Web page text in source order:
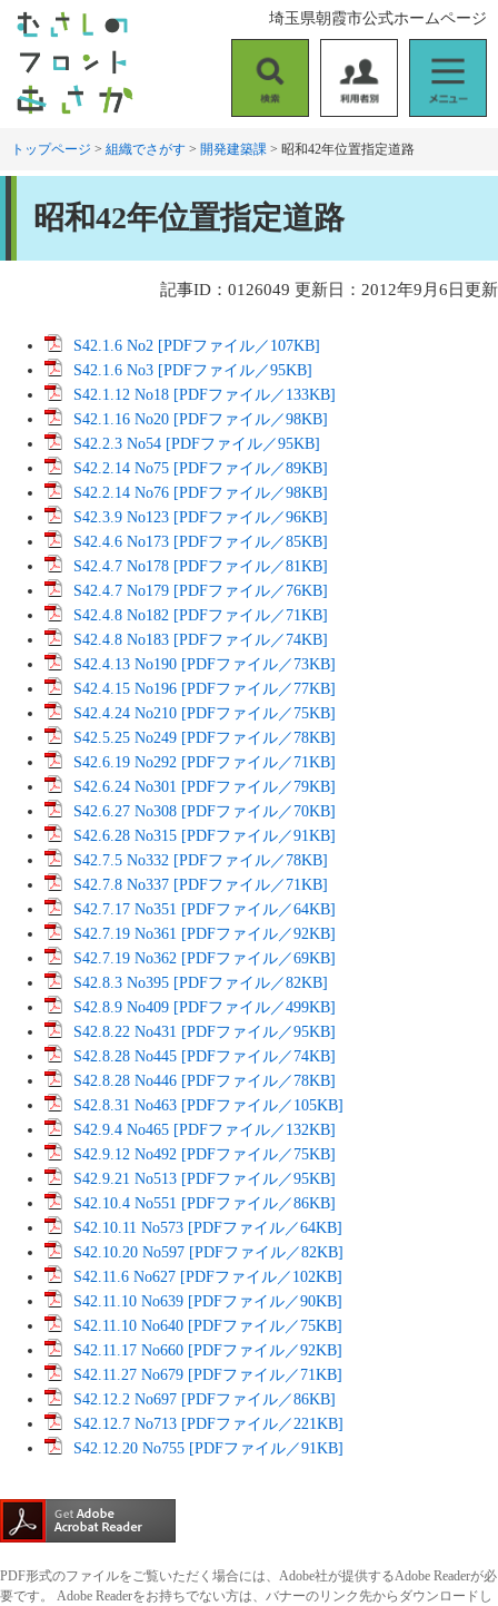
す
し
索
用
者
ニ
ュ
埼玉県朝霞市公式ホームページ
トップページ > 組織でさがす > 開発建築課 > 昭和42年位置指定道路
昭和42年位置指定道路
記事ID：0126049 更新日：2012年9月6日更新
S42.1.6 No2 [PDFファイル／107KB]
S42.1.6 No3 [PDFファイル／95KB]
S42.1.12 No18 [PDFファイル／133KB]
S42.1.16 No20 [PDFファイル／98KB]
S42.2.3 No54 [PDFファイル／95KB]
S42.2.14 No75 [PDFファイル／89KB]
S42.2.14 No76 [PDFファイル／98KB]
S42.3.9 No123 [PDFファイル／96KB]
S42.4.6 No173 [PDFファイル／85KB]
S42.4.7 No178 [PDFファイル／81KB]
S42.4.7 No179 [PDFファイル／76KB]
S42.4.8 No182 [PDFファイル／71KB]
S42.4.8 No183 [PDFファイル／74KB]
S42.4.13 No190 [PDFファイル／73KB]
S42.4.15 No196 [PDFファイル／77KB]
S42.4.24 No210 [PDFファイル／75KB]
S42.5.25 No249 [PDFファイル／78KB]
S42.6.19 No292 [PDFファイル／71KB]
S42.6.24 No301 [PDFファイル／79KB]
S42.6.27 No308 [PDFファイル／70KB]
S42.6.28 No315 [PDFファイル／91KB]
S42.7.5 No332 [PDFファイル／78KB]
S42.7.8 No337 [PDFファイル／71KB]
S42.7.17 No351 [PDFファイル／64KB]
S42.7.19 No361 [PDFファイル／92KB]
S42.7.19 No362 [PDFファイル／69KB]
S42.8.3 No395 [PDFファイル／82KB]
S42.8.9 No409 [PDFファイル／499KB]
S42.8.22 No431 [PDFファイル／95KB]
S42.8.28 No445 [PDFファイル／74KB]
S42.8.28 No446 [PDFファイル／78KB]
S42.8.31 No463 [PDFファイル／105KB]
S42.9.4 No465 [PDFファイル／132KB]
S42.9.12 No492 [PDFファイル／75KB]
S42.9.21 No513 [PDFファイル／95KB]
S42.10.4 No551 [PDFファイル／86KB]
S42.10.11 No573 [PDFファイル／64KB]
S42.10.20 No597 [PDFファイル／82KB]
S42.11.6 No627 [PDFファイル／102KB]
S42.11.10 No639 [PDFファイル／90KB]
S42.11.10 No640 [PDFファイル／75KB]
S42.11.17 No660 [PDFファイル／92KB]
S42.11.27 No679 [PDFファイル／71KB]
S42.12.2 No697 [PDFファイル／86KB]
S42.12.7 No713 [PDFファイル／221KB]
S42.12.20 No755 [PDFファイル／91KB]
PDF形式のファイルをご覧いただく場合には、Adobe社が提供するAdobe Readerが必
要です。
Adobe Readerをお持ちでない方は、バナーのリンク先からダウンロードし